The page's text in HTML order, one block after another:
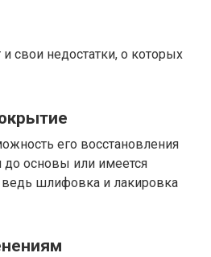
свои недостатки, о которых
его восстановления
до основы или имеется
шлифовка и лакировка